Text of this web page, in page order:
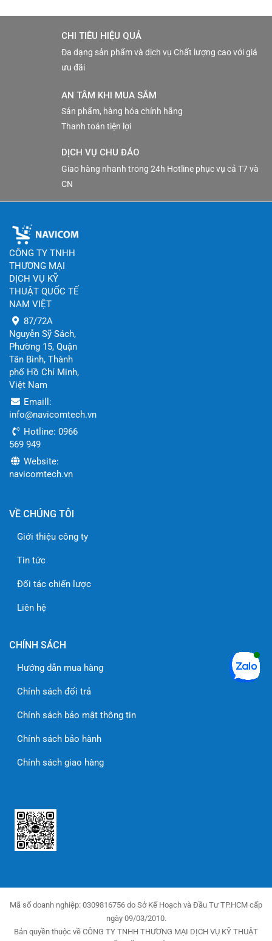
CHI TIÊU HIỆU QUẢ
Đa dạng sản phẩm và dịch vụ Chất lượng cao với giá
ưu đãi
AN TÂM KHI MUA SẮM
Sản phẩm, hàng hóa chính hãng
Thanh toán tiện lợi
DỊCH VỤ CHU ĐÁO
Giao hàng nhanh trong 24h Hotline phục vụ cả T7 và
CN
CÔNG TY TNHH
THƯƠNG MẠI
DỊCH VỤ KỸ
THUẬT QUỐC TẾ
NAM VIỆT
87/72A
Nguyễn Sỹ Sách,
Phường 15, Quận
Tân Bình, Thành
phố Hồ Chí Minh,
Việt Nam
Emaill:
info@navicomtech.vn
Hotline: 0966
569 949
Website:
navicomtech.vn
VỀ CHÚNG TÔI
Giới thiệu công ty
Tin tức
Đối tác chiến lược
Liên hệ
CHÍNH SÁCH
Hướng dẫn mua hàng
Chính sách đổi trả
Chính sách bảo mật thông tin
Chính sách bảo hành
Chính sách giao hàng
Mã số doanh nghiệp: 0309816756 do Sở Kế Hoạch và Đầu Tư TP.HCM cấp
ngày 09/03/2010.
Bản quyền thuộc về CÔNG TY TNHH THƯƠNG MẠI DỊCH VỤ KỸ THUẬT